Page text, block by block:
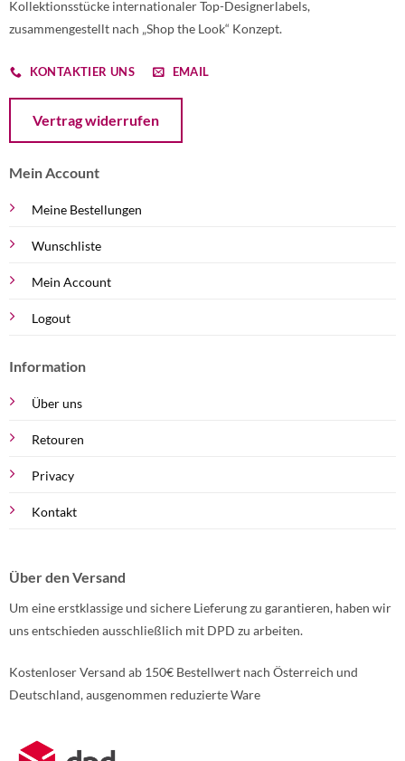
Kollektionsstücke internationaler Top-Designerlabels,
zusammengestellt nach „Shop the Look“ Konzept.
KONTAKTIER UNS EMAIL
Vertrag widerrufen
Mein Account
Meine Bestellungen
Wunschliste
Mein Account
Logout
Information
Über uns
Retouren
Privacy
Kontakt
Über den Versand
Um eine erstklassige und sichere Lieferung zu garantieren, haben wir
uns entschieden ausschließlich mit DPD zu arbeiten.
Kostenloser Versand ab 150€ Bestellwert nach Österreich und
Deutschland, ausgenommen reduzierte Ware